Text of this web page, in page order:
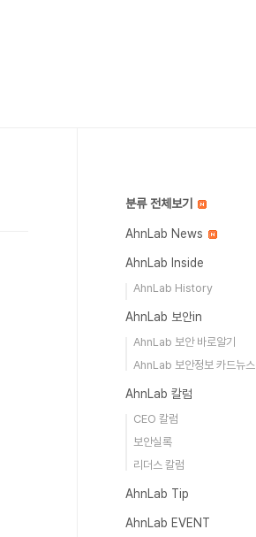
분류 전체보기
AhnLab News
AhnLab Inside
AhnLab History
AhnLab 보안in
AhnLab 보안 바로알기
AhnLab 보안정보 카드뉴스
AhnLab 칼럼
CEO 칼럼
보안실록
리더스 칼럼
AhnLab Tip
AhnLab EVENT